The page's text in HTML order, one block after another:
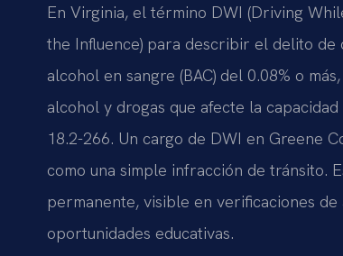
En Virginia, el término DWI (Driving
the Influence) para describir el delito
alcohol en sangre (BAC) del 0.08% o
alcohol y drogas que afecte la
18.2-266. Un cargo de DWI en Greene
como una simple infracción de tránsito.
permanente, visible en verificaciones
oportunidades educativas.